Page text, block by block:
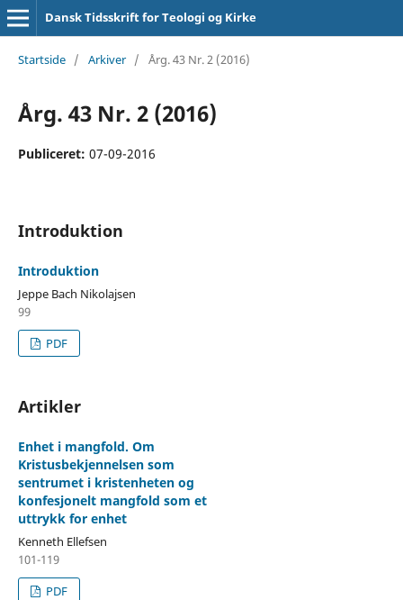
Dansk Tidsskrift for Teologi og Kirke
Startside / Arkiver / Årg. 43 Nr. 2 (2016)
Årg. 43 Nr. 2 (2016)
Publiceret: 07-09-2016
Introduktion
Introduktion
Jeppe Bach Nikolajsen
99
PDF
Artikler
Enhet i mangfold. Om
Kristusbekjennelsen som
sentrumet i kristenheten og
konfesjonelt mangfold som et
uttrykk for enhet
Kenneth Ellefsen
101-119
PDF